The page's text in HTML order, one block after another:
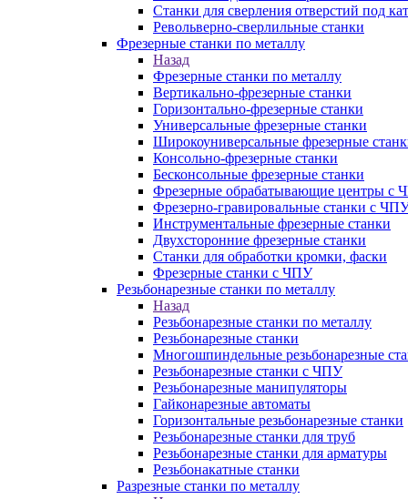
Станки для сверления отверстий под
Револьверно-сверлильные станки
Фрезерные станки по металлу
Назад
Фрезерные станки по металлу
Вертикально-фрезерные станки
Горизонтально-фрезерные станки
Универсальные фрезерные станки
Широкоуниверсальные фрезерные
Консольно-фрезерные станки
Бесконсольные фрезерные станки
Фрезерные обрабатывающие центры с
Фрезерно-гравировальные станки с
Инструментальные фрезерные станки
Двухсторонние фрезерные станки
Станки для обработки кромки, фаски
Фрезерные станки с ЧПУ
Резьбонарезные станки по металлу
Назад
Резьбонарезные станки по металлу
Резьбонарезные станки
Многошпиндельные резьбонарезные
Резьбонарезные станки с ЧПУ
Резьбонарезные манипуляторы
Гайконарезные автоматы
Горизонтальные резьбонарезные станки
Резьбонарезные станки для труб
Резьбонарезные станки для арматуры
Резьбонакатные станки
Разрезные станки по металлу